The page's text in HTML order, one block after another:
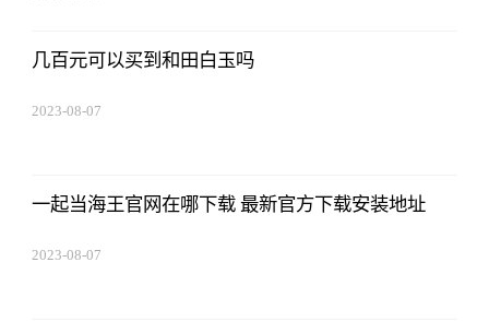
几百元可以买到和田白玉吗
2023-08-07
一起当海王官网在哪下载 最新官方下载安装地址
2023-08-07